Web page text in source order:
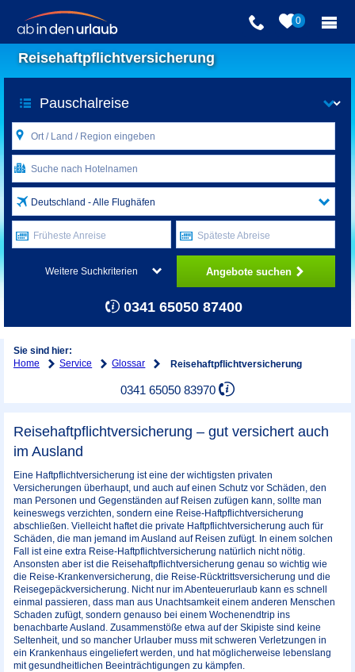
0
Reisehaftpflichtversicherung
Deutschland - Alle Flughäfen
Früheste Anreise Späteste Abreise
Weitere Suchkriterien Angebote suchen
0341 65050 87400
Sie sind hier:
Home
Service Glossar Reisehaftpflichtversicherung
0341 65050 83970
Reisehaftpflichtversicherung – gut versichert auch
im Ausland
Eine Haftpflichtversicherung ist eine der wichtigsten privaten
Versicherungen überhaupt, und auch auf einen Schutz vor Schäden, den
man Personen und Gegenständen auf Reisen zufügen kann, sollte man
keineswegs verzichten, sondern eine Reise-Haftpflichtversicherung
abschließen. Vielleicht haftet die private Haftpflichtversicherung auch für
Schäden, die man jemand im Ausland auf Reisen zufügt. In einem solchen
Fall ist eine extra Reise-Haftpflichtversicherung natürlich nicht nötig.
Ansonsten aber ist die Reisehaftpflichtversicherung genau so wichtig wie
die Reise-Krankenversicherung, die Reise-Rücktrittsversicherung und die
Reisegepäckversicherung. Nicht nur im Abenteuerurlaub kann es schnell
einmal passieren, dass man aus Unachtsamkeit einem anderen Menschen
Schaden zufügt, sondern genauso bei einem Wochenendtrip ins
benachbarte Ausland. Zusammenstöße etwa auf der Skipiste sind keine
Seltenheit, und so mancher Urlauber muss mit schweren Verletzungen in
ein Krankenhaus eingeliefert werden, und hat möglicherweise lebenslang
mit gesundheitlichen Beeinträchtigungen zu kämpfen.